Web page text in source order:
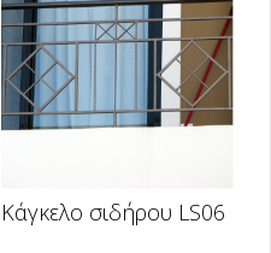
Κάγκελο σιδήρου LS06